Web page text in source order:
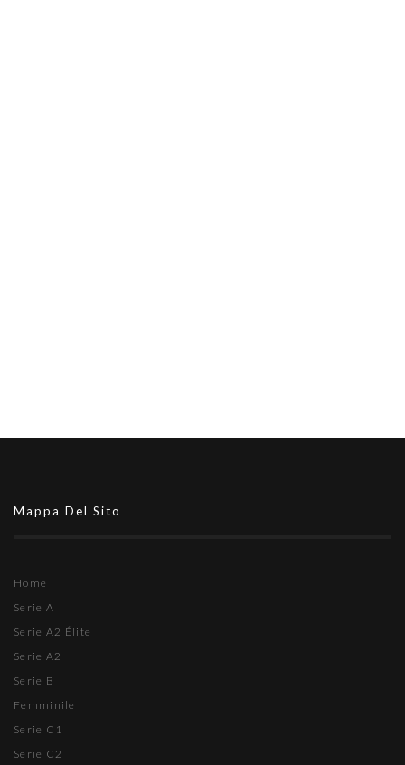
Mappa Del Sito
Home
Serie A
Serie A2 Élite
Serie A2
Serie B
Femminile
Serie C1
Serie C2